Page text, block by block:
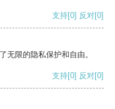
支持[0] 反对[0]
无限的隐私保护和自由。
支持[0] 反对[0]